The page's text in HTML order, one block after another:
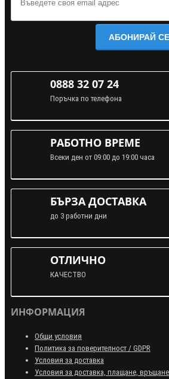
АБОНИРАЙ СЕ
0888 32 07 24
Поръчка по телефона
РАБОТНО ВРЕМЕ
Всеки ден от 09:00 до 19:00 часа
БЪРЗА ДОСТАВКА
до 3 работни дни
ОТЛИЧНО
КАЧЕСТВО
ИНФОРМАЦИЯ
Общи условия
Политика за поверителност / GDPR
Условия за доставка
Условия за доставка, плащане,